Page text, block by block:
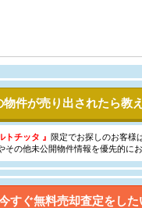
物件が売り出されたら教
トチッタ 』
限定でお探しのお客様
その他未公開物件情報を優先的に
すぐ無料売却査定をした